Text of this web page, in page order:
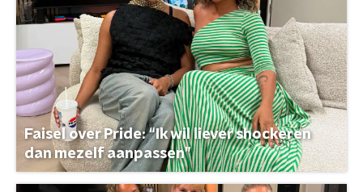
Faisel over Pride: “Ik wil liever shockeren
dan mezelf aanpassen”